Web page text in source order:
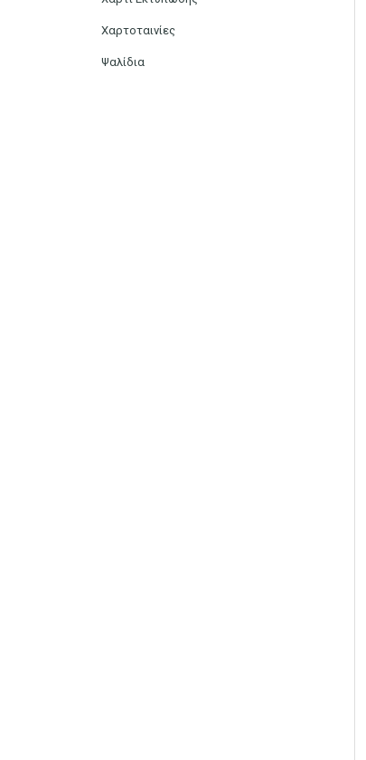
Χαρτοταινίες
Ψαλίδια